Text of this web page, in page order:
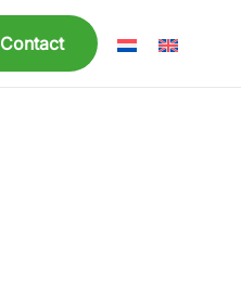
Contact